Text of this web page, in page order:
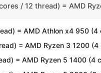
/ 12 thread) = AMD
= AMD Athlon x4 950 (4
= AMD Ryzen 3 1200
= AMD Ryzen 5 1400 (4